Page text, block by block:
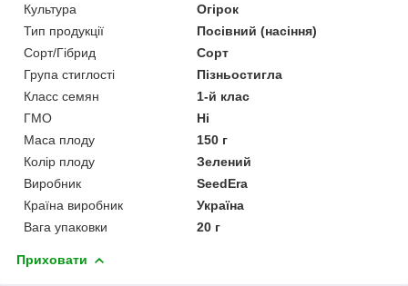
Культура
Огірок
Тип продукції
Посівний (насіння)
Сорт/Гібрид
Сорт
Група стиглості
Пізньостигла
Класс семян
1-й клас
ГМО
Ні
Маса плоду
150 г
Колір плоду
Зелений
Виробник
SeedEra
Країна виробник
Україна
Вага упаковки
20 г
Приховати